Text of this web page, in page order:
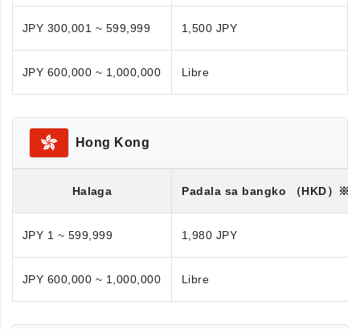
JPY 300,001 ~ 599,999 1,500 JPY
JPY 600,000 ~ 1,000,000 Libre
Hong Kong
Halaga Padala sa bangko （HKD）※
JPY 1 ~ 599,999 1,980 JPY
JPY 600,000 ~ 1,000,000 Libre